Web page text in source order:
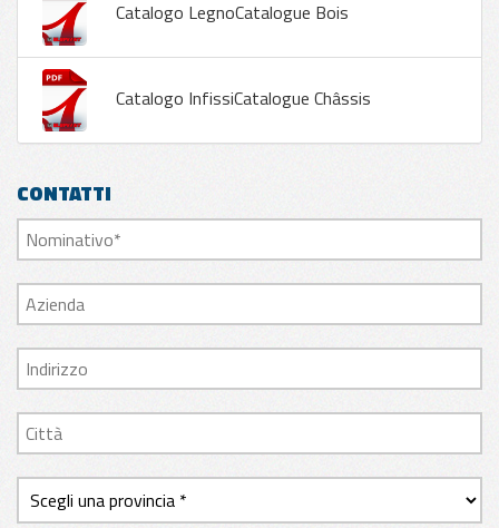
Catalogo LegnoCatalogue Bois
Catalogo InfissiCatalogue Châssis
CONTATTI